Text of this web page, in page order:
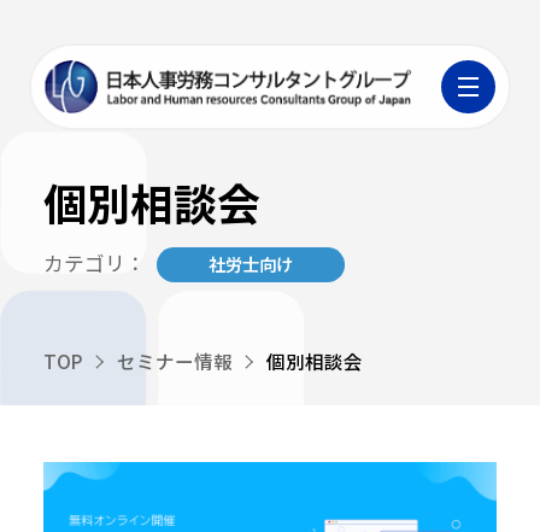
個別相談会
カテゴリ： 社労士向け
TOP セミナー情報 個別相談会